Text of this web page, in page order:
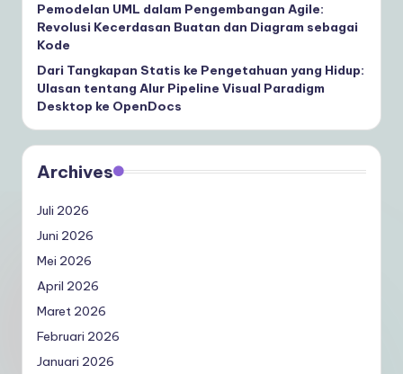
Pemodelan UML dalam Pengembangan Agile:
Revolusi Kecerdasan Buatan dan Diagram sebagai
Kode
Dari Tangkapan Statis ke Pengetahuan yang Hidup:
Ulasan tentang Alur Pipeline Visual Paradigm
Desktop ke OpenDocs
Archives
Juli 2026
Juni 2026
Mei 2026
April 2026
Maret 2026
Februari 2026
Januari 2026